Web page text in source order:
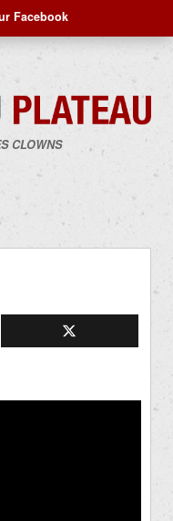
Facebook
CLOWNS
contenu